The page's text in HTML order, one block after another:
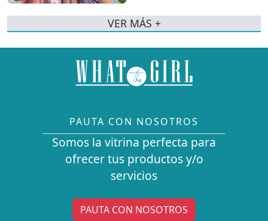
VER MÁS +
PAUTA CON NOSOTROS
Somos la vitrina perfecta para
ofrecer tus productos y/o
servicios
PAUTA CON NOSOTROS